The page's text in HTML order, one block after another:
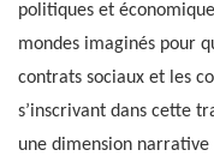
politiques et
mondes imaginés pour
contrats sociaux et les
s’inscrivant dans cette
une dimension narrative